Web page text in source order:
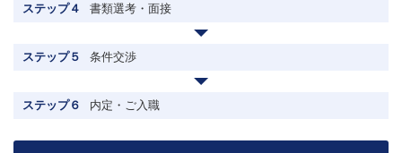
ステップ４ 書類選考・面接
ステップ５ 条件交渉
ステップ６ 内定・ご入職